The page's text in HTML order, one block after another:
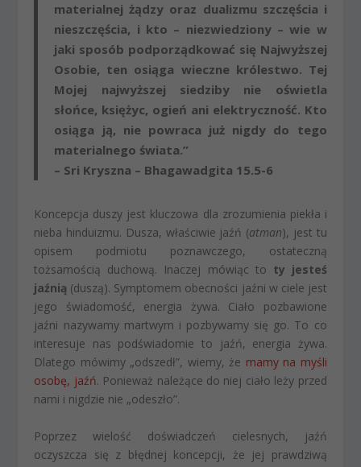
materialnej żądzy oraz dualizmu szczęścia i
nieszczęścia, i kto – niezwiedziony – wie w
jaki sposób podporządkować się Najwyższej
Osobie, ten osiąga wieczne królestwo. Tej
Mojej najwyższej siedziby nie oświetla
słońce, księżyc, ogień ani elektryczność. Kto
osiąga ją, nie powraca już nigdy do tego
materialnego świata.”
– Sri Kryszna – Bhagawadgita 15.5-6
Koncepcja duszy jest kluczowa dla zrozumienia piekła i
nieba hinduizmu. Dusza, właściwie jaźń (atman), jest tu
opisem podmiotu poznawczego, ostateczną
tożsamością duchową. Inaczej mówiąc to ty jesteś
jaźnią (duszą). Symptomem obecności jaźni w ciele jest
jego świadomość, energia żywa. Ciało pozbawione
jaźni nazywamy martwym i pozbywamy się go. To co
interesuje nas podświadomie to jaźń, energia żywa.
Dlatego mówimy „odszedł”, wiemy, że mamy na myśli
osobę, jaźń. Ponieważ należące do niej ciało leży przed
nami i nigdzie nie „odeszło”.
Poprzez wielość doświadczeń cielesnych, jaźń
oczyszcza się z błędnej koncepcji, że jej prawdziwą